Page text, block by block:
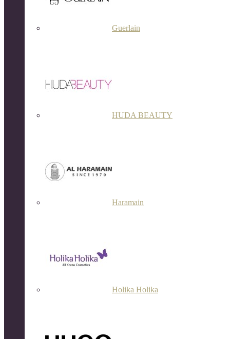
Guerlain
HUDA BEAUTY
Haramain
Holika Holika